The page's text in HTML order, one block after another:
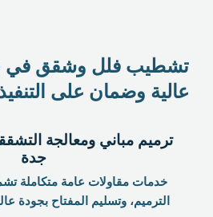
تشطيب فلل وشقق في
عالية وضمان على
ترميم مباني ومعالجة
جدة
خدمات مقاولات عامة متكاملة
الترميم، وتسليم المفتاح بجودة